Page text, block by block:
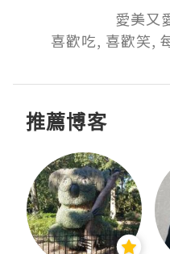
愛美又
喜歡吃, 喜歡笑,
推薦博客